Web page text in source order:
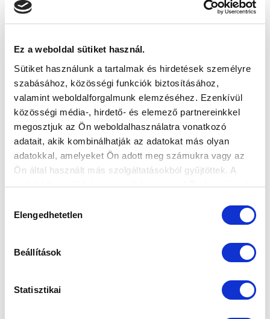
Ez a weboldal sütiket használ.
Sütiket használunk a tartalmak és hirdetések személyre
szabásához, közösségi funkciók biztosításához,
valamint weboldalforgalmunk elemzéséhez. Ezenkívül
közösségi média-, hirdető- és elemező partnereinkkel
megosztjuk az Ön weboldalhasználatra vonatkozó
adatait, akik kombinálhatják az adatokat más olyan
adatokkal, amelyeket Ön adott meg számukra vagy az
Ön által használt más szolgáltatásokból gyűjtöttek. A
weboldalon való böngészés folytatásával Ön hozzájárul a
kiválasztása
Elengedhetetlen
Beállítások
Statisztikai
kérdéseire válaszolt a Digi Sport reggeli műsorában.
‹ 1 2